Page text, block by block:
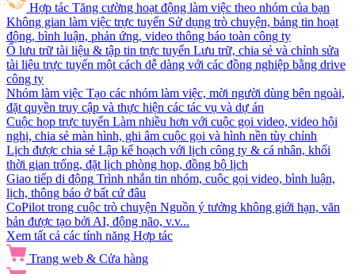
Hợp tác Tăng cường hoạt động làm việc theo nhóm của bạn
Không gian làm việc trực tuyến Sử dụng trò chuyện, bảng tin hoạt
động, bình luận, phản ứng, video thông báo toàn công ty
Ổ lưu trữ tài liệu & tập tin trực tuyến Lưu trữ, chia sẻ và chỉnh sửa
tài liệu trực tuyến một cách dễ dàng với các đồng nghiệp bằng drive
công ty
Nhóm làm việc Tạo các nhóm làm việc, mời người dùng bên ngoài,
đặt quyền truy cập và thực hiện các tác vụ và dự án
Cuộc họp trực tuyến Làm nhiều hơn với cuộc gọi video, video hội
nghị, chia sẻ màn hình, ghi âm cuộc gọi và hình nền tùy chỉnh
Lịch được chia sẻ Lập kế hoạch với lịch công ty & cá nhân, khối
thời gian trống, đặt lịch phòng họp, đồng bộ lịch
Giao tiếp di động Trình nhắn tin nhóm, cuộc gọi video, bình luận,
lịch, thông báo ở bất cứ đâu
CoPilot trong cuộc trò chuyện Nguồn ý tưởng không giới hạn, văn
bản được tạo bởi AI, động não, v.v...
Xem tất cả các tính năng Hợp tác
Trang web & Cửa hàng